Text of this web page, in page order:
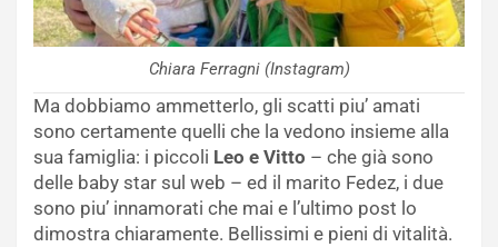
Chiara Ferragni (Instagram)
Ma dobbiamo ammetterlo, gli scatti piu’ amati
sono certamente quelli che la vedono insieme alla
sua famiglia: i piccoli Leo e Vitto – che già sono
delle baby star sul web – ed il marito Fedez, i due
sono piu’ innamorati che mai e l’ultimo post lo
dimostra chiaramente. Bellissimi e pieni di vitalità.